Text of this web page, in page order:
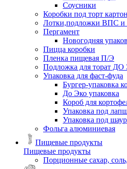
Соусники
Коробки под торт
Лотки,подложки ВПС и
Пергамент
Новогодняя
Пицца коробки
Пленка пищевая П/Э
Подложка для торат
Упаковка для фаст-фуда
Бургер-упаковка
До Эко упаковка
Короб для
Упаковка под
Упаковка под
Фольга алюминиевая
Пищевые продукты
Пищевые продукты
Порционные сахар,